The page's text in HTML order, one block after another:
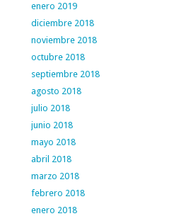
enero 2019
diciembre 2018
noviembre 2018
octubre 2018
septiembre 2018
agosto 2018
julio 2018
junio 2018
mayo 2018
abril 2018
marzo 2018
febrero 2018
enero 2018